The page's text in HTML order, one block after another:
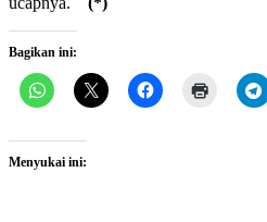
Bagikan ini:
Menyukai ini: